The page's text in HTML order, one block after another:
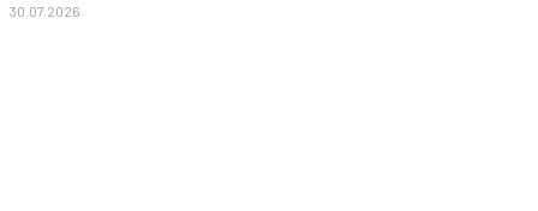
30.07.2026